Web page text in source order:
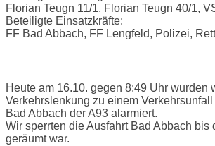
Florian Teugn 11/1, Florian Teugn 40/1,
Beteiligte Einsatzkräfte:
FF Bad Abbach, FF Lengfeld, Polizei,
Heute am 16.10. gegen 8:49 Uhr wurden
Verkehrslenkung zu einem
Bad Abbach der A93 alarmiert.
Wir sperrten die Ausfahrt Bad Abbach bis
geräumt war.